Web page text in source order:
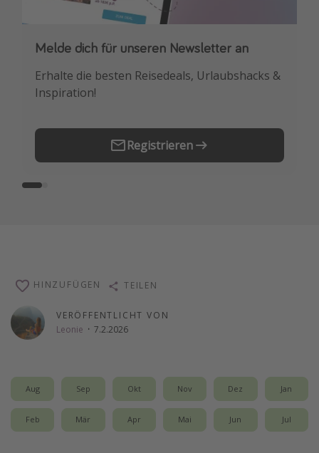
Melde dich für unseren Newsletter an
Erhalte die besten Reisedeals, Urlaubshacks &
Inspiration!
Registrieren
Downloade unsere App
Buche die besten Reiseschnäppchen als
Erstes.
VERÖFFENTLICHT VON
Leonie · 7.2.2026
HINZUFÜGEN TEILEN
Aug Sep Okt Nov Dez Jan
Feb Mär Apr Mai Jun Jul